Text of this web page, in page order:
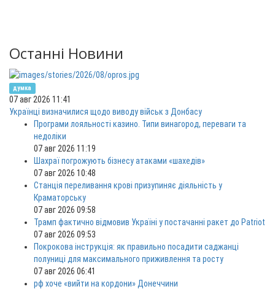
Останні Новини
думка
07 авг 2026 11:41
Українці визначилися щодо виводу військ з Донбасу
Програми лояльності казино. Типи винагород, переваги та
недоліки
07 авг 2026 11:19
Шахраї погрожують бізнесу атаками «шахедів»
07 авг 2026 10:48
Станція переливання крові призупиняє діяльність у
Краматорську
07 авг 2026 09:58
Трамп фактично відмовив Україні у постачанні ракет до Patriot
07 авг 2026 09:53
Покрокова інструкція: як правильно посадити саджанці
полуниці для максимального приживлення та росту
07 авг 2026 06:41
рф хоче «вийти на кордони» Донеччини